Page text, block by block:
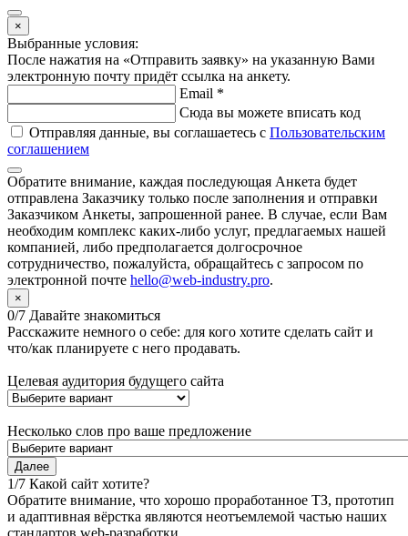
×
Выбранные условия:
После нажатия на «Отправить заявку» на указанную Вами
электронную почту придёт ссылка на анкету.
Email *
Сюда вы можете вписать код
Отправляя данные, вы соглашаетесь с Пользовательским
соглашением
Обратите внимание, каждая последующая Анкета будет
отправлена Заказчику только после заполнения и отправки
Заказчиком Анкеты, запрошенной ранее. В случае, если Вам
необходим комплекс каких-либо услуг, предлагаемых нашей
компанией, либо предполагается долгосрочное
сотрудничество, пожалуйста, обращайтесь с запросом по
электронной почте hello@web-industry.pro.
×
0/7 Давайте знакомиться
Расскажите немного о себе: для кого хотите сделать сайт и
что/как планируете с него продавать.
Целевая аудитория будущего сайта
Несколько слов про ваше предложение
Далее
1/7 Какой сайт хотите?
Обратите внимание, что хорошо проработанное ТЗ, прототип
и адаптивная вёрстка являются неотъемлемой частью наших
стандартов web-разработки.